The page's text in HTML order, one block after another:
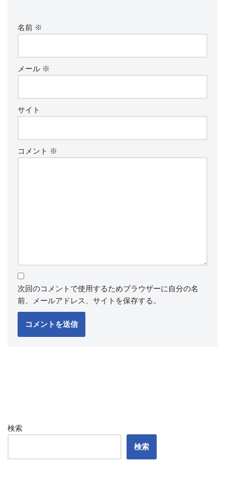
名前 ※
メール ※
サイト
コメント ※
次回のコメントで使用するためブラウザーに自分の名
前、メールアドレス、サイトを保存する。
検索
検索